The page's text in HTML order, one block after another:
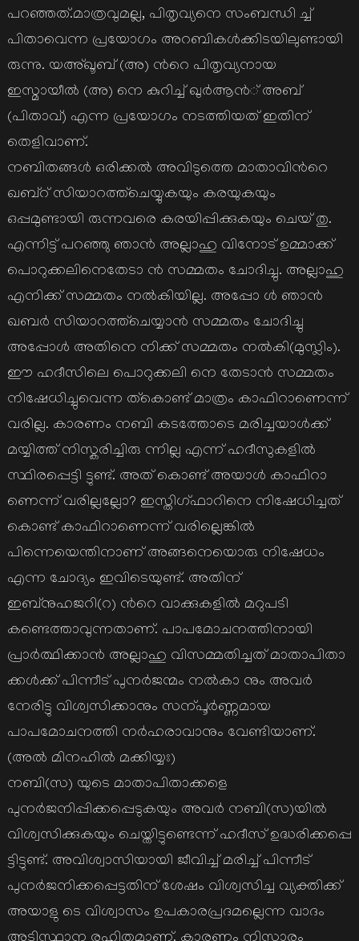
പറഞ്ഞത്.മാത്രവുമല്ല, പിതൃവ്യനെ സംബന്ധി ച്ച്
പിതാവെന്ന പ്രയോഗം അറബികള്‍ക്കിടയിലുണ്ടായി
രുന്നു. യഅ്ഖൂബ് (അ) ന്‍റെ പിതൃവ്യനായ
ഇസ്മായീല്‍ (അ) നെ കുറിച്ച് ഖുര്‍ആന്‍് അബ്
(പിതാവ്) എന്ന പ്രയോഗം നടത്തിയത് ഇതിന്
തെളിവാണ്.
നബിതങ്ങള്‍ ഒരിക്കല്‍ അവിടുത്തെ മാതാവിന്‍റെ
ഖബ്റ് സിയാറത്ത്ചെയ്യുകയും കരയുകയും
ഒപ്പമുണ്ടായി രുന്നവരെ കരയിപ്പിക്കുകയും ചെയ് തു.
എന്നിട്ട് പറഞ്ഞു ഞാന്‍ അല്ലാഹു വിനോട് ഉമ്മാക്ക്
പൊറുക്കലിനെതേടാ ന്‍ സമ്മതം ചോദിച്ചു. അല്ലാഹു
എനിക്ക് സമ്മതം നല്‍കിയില്ല. അപ്പോ ള്‍ ഞാന്‍
ഖബര്‍ സിയാറത്ത്ചെയ്യാന്‍ സമ്മതം ചോദിച്ചു
അപ്പോള്‍ അതിനെ നിക്ക് സമ്മതം നല്‍കി(മുസ്ലിം).
ഈ ഹദീസിലെ പൊറുക്കലി നെ തേടാന്‍ സമ്മതം
നിഷേധിച്ചുവെന്ന ത്കൊണ്ട് മാത്രം കാഫിറാണെന്ന്
വരില്ല. കാരണം നബി കടത്തോടെ മരിച്ചയാള്‍ക്ക്
മയ്യിത്ത് നിസ്കരിച്ചിരു ന്നില്ല എന്ന് ഹദീസുകളില്‍
സ്ഥിരപ്പെട്ടി ട്ടുണ്ട്. അത് കൊണ്ട് അയാള്‍ കാഫിറാ
ണെന്ന് വരില്ലല്ലോ? ഇസ്തിഗ്ഫാറിനെ നിഷേധിച്ചത്
കൊണ്ട് കാഫിറാണെന്ന് വരില്ലെങ്കില്‍
പിന്നെയെന്തിനാണ് അങ്ങനെയൊരു നിഷേധം
എന്ന ചോദ്യം ഇവിടെയുണ്ട്. അതിന്
ഇബ്നുഹജറി(റ) ന്‍റെ വാക്കുകളില്‍ മറുപടി
കണ്ടെത്താവുന്നതാണ്. പാപമോചനത്തിനായി
പ്രാര്‍ത്ഥിക്കാന്‍ അല്ലാഹു വിസമ്മതിച്ചത് മാതാപിതാ
ക്കള്‍ക്ക് പിന്നീട് പുനര്‍ജന്മം നല്‍കാ നും അവര്‍
നേരിട്ടു വിശ്വസിക്കാനും സന്പൂര്‍ണ്ണമായ
പാപമോചനത്തി നര്‍ഹരാവാനും വേണ്ടിയാണ്.
(അല്‍ മിനഹില്‍ മക്കിയ്യഃ)
നബി(സ) യുടെ മാതാപിതാക്കളെ
പുനര്‍ജനിപ്പിക്കപ്പെടുകയും അവര്‍ നബി(സ)യില്‍
വിശ്വസിക്കുകയും ചെയ്തിട്ടുണ്ടെന്ന് ഹദീസ് ഉദ്ധരിക്കപ്പെ
ട്ടിട്ടുണ്ട്. അവിശ്വാസിയായി ജീവിച്ച് മരിച്ച് പിന്നീട്
പുനര്‍ജനിക്കപ്പെട്ടതിന് ശേഷം വിശ്വസിച്ച വ്യക്തിക്ക്
അയാളു ടെ വിശ്വാസം ഉപകാരപ്രദമല്ലെന്ന വാദം